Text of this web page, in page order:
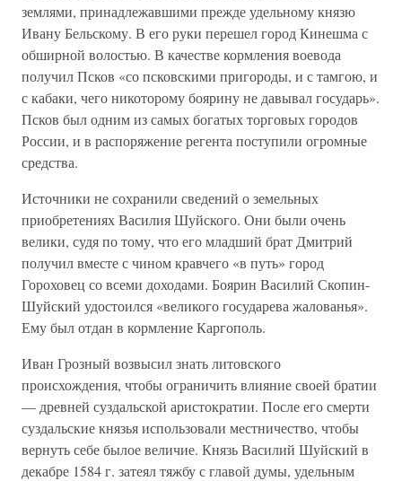
землями, принадлежавшими прежде удельному князю
Ивану Бельскому. В его руки перешел город Кинешма с
обширной волостью. В качестве кормления воевода
получил Псков «со псковскими пригороды, и с тамгою, и
с кабаки, чего никоторому боярину не давывал государь».
Псков был одним из самых богатых торговых городов
России, и в распоряжение регента поступили огромные
средства.
Источники не сохранили сведений о земельных
приобретениях Василия Шуйского. Они были очень
велики, судя по тому, что его младший брат Дмитрий
получил вместе с чином кравчего «в путь» город
Гороховец со всеми доходами. Боярин Василий Скопин-
Шуйский удостоился «великого государева жалованья».
Ему был отдан в кормление Каргополь.
Иван Грозный возвысил знать литовского
происхождения, чтобы ограничить влияние своей братии
— древней суздальской аристократии. После его смерти
суздальские князья использовали местничество, чтобы
вернуть себе былое величие. Князь Василий Шуйский в
декабре 1584 г. затеял тяжбу с главой думы, удельным